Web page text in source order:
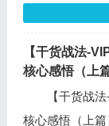
的低位连板素材
的，所以至少
【干货战法-
核心感悟（上篇
【干货战
核心感悟（上